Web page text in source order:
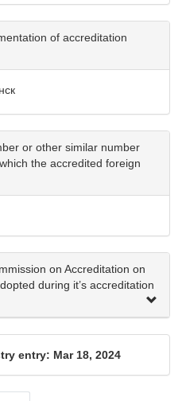
of accreditation
or other similar number
the accredited foreign
on Accreditation on
during it’s accreditation
entry: Mar 18, 2024